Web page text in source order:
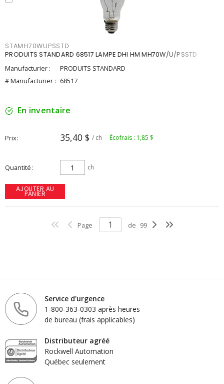
STAMH70WUPSSTD
PRODUITS STANDARD 68517 LAMPE DHI HM MH70W/U/PSSTD
Manufacturier :
PRODUITS STANDARD
# Manufacturier : 68517
En inventaire
Prix 35,40 $ / ch Écofrais : 1,85 $
Quantité ch
AJOUTER AU
PANIER
Page de 99
Service d'urgence
1-800-363-0303 après heures
de bureau (frais applicables)
Distributeur agréé
Rockwell Automation
Québec seulement